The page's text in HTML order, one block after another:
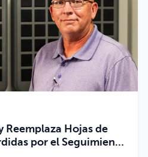
Hojas de
por el Seguimiento